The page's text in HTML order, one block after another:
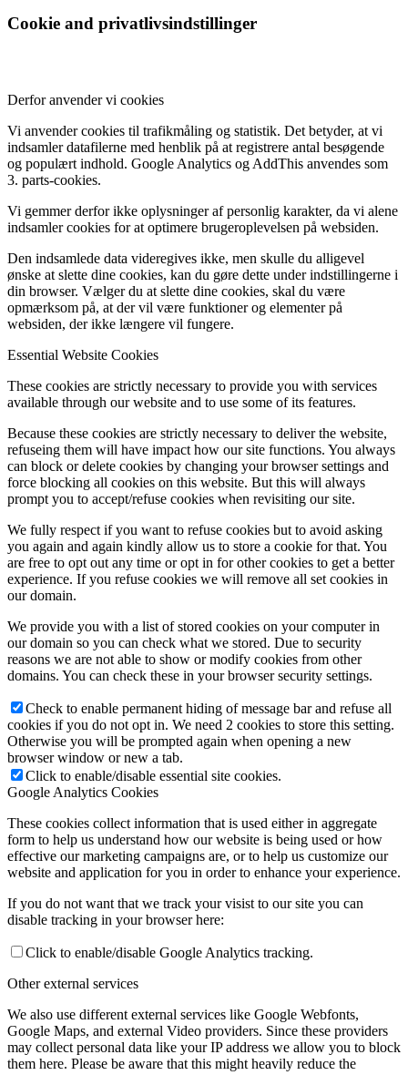
Cookie and privatlivsindstillinger
Derfor anvender vi cookies
Vi anvender cookies til trafikmåling og statistik. Det betyder, at vi
indsamler datafilerne med henblik på at registrere antal besøgende
og populært indhold. Google Analytics og AddThis anvendes som
3. parts-cookies.
Vi gemmer derfor ikke oplysninger af personlig karakter, da vi alene
indsamler cookies for at optimere brugeroplevelsen på websiden.
Den indsamlede data videregives ikke, men skulle du alligevel
ønske at slette dine cookies, kan du gøre dette under indstillingerne i
din browser. Vælger du at slette dine cookies, skal du være
opmærksom på, at der vil være funktioner og elementer på
websiden, der ikke længere vil fungere.
Essential Website Cookies
These cookies are strictly necessary to provide you with services
available through our website and to use some of its features.
Because these cookies are strictly necessary to deliver the website,
refuseing them will have impact how our site functions. You always
can block or delete cookies by changing your browser settings and
force blocking all cookies on this website. But this will always
prompt you to accept/refuse cookies when revisiting our site.
We fully respect if you want to refuse cookies but to avoid asking
you again and again kindly allow us to store a cookie for that. You
are free to opt out any time or opt in for other cookies to get a better
experience. If you refuse cookies we will remove all set cookies in
our domain.
We provide you with a list of stored cookies on your computer in
our domain so you can check what we stored. Due to security
reasons we are not able to show or modify cookies from other
domains. You can check these in your browser security settings.
Check to enable permanent hiding of message bar and refuse all
cookies if you do not opt in. We need 2 cookies to store this setting.
Otherwise you will be prompted again when opening a new
browser window or new a tab.
Click to enable/disable essential site cookies.
Google Analytics Cookies
These cookies collect information that is used either in aggregate
form to help us understand how our website is being used or how
effective our marketing campaigns are, or to help us customize our
website and application for you in order to enhance your experience.
If you do not want that we track your visist to our site you can
disable tracking in your browser here:
Click to enable/disable Google Analytics tracking.
Other external services
We also use different external services like Google Webfonts,
Google Maps, and external Video providers. Since these providers
may collect personal data like your IP address we allow you to block
them here. Please be aware that this might heavily reduce the